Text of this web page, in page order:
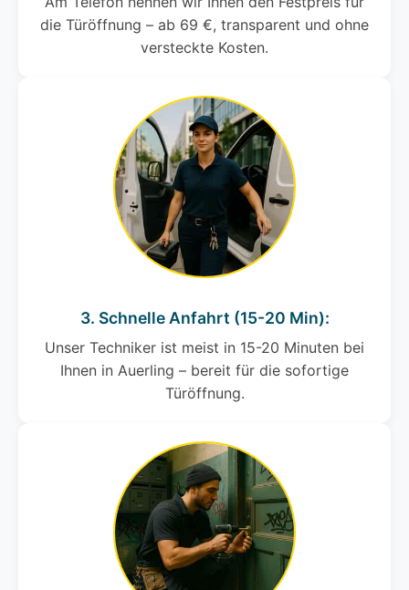
die Türöffnung – ab 69 €, transparent und ohne
versteckte Kosten.
3. Schnelle Anfahrt (15-20 Min):
Unser Techniker ist meist in 15-20 Minuten bei
Ihnen in Auerling – bereit für die sofortige
Türöffnung.